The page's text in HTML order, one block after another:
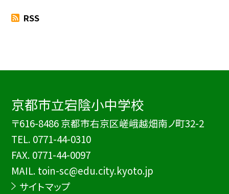
RSS
京都市立宕陰小中学校
〒616-8486 京都市右京区嵯峨越畑南ノ町32-2
TEL. 0771-44-0310
FAX. 0771-44-0097
MAIL. toin-sc@edu.city.kyoto.jp
サイトマップ